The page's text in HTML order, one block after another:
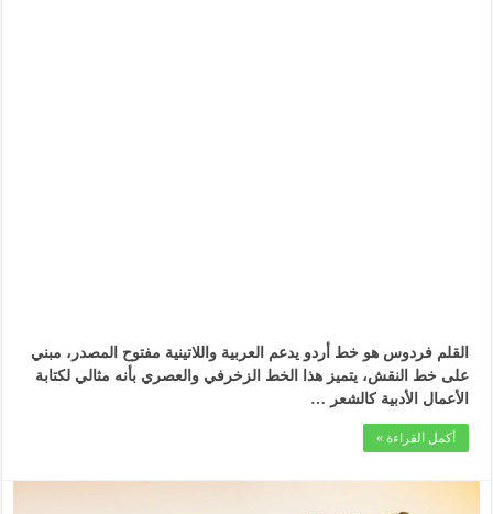
القلم فردوس هو خط أردو يدعم العربية واللاتينية مفتوح المصدر، مبني
على خط النقش، يتميز هذا الخط الزخرفي والعصري بأنه مثالي لكتابة
الأعمال الأدبية كالشعر …
أكمل القراءة »